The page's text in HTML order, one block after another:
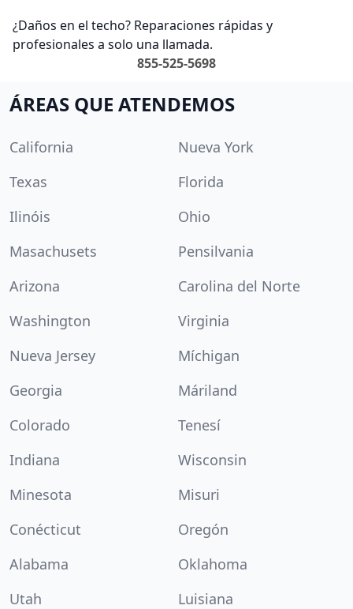
¿Daños en el techo? Reparaciones rápidas y
profesionales a solo una llamada.
855-525-5698
ÁREAS QUE ATENDEMOS
California
Nueva York
Texas
Florida
Ilinóis
Ohio
Masachusets
Pensilvania
Arizona
Carolina del Norte
Washington
Virginia
Nueva Jersey
Míchigan
Georgia
Máriland
Colorado
Tenesí
Indiana
Wisconsin
Minesota
Misuri
Conécticut
Oregón
Alabama
Oklahoma
Utah
Luisiana